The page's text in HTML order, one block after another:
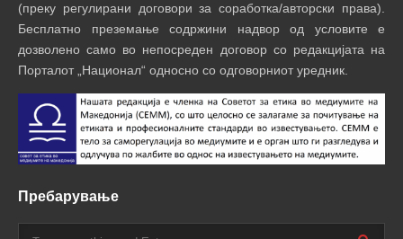
(преку регулирани договори за соработка/авторски права).
Бесплатно преземање содржини надвор од условите е
дозволено само во непосреден договор со редакцијата на
Порталот „Национал“ односно со одговорниот уредник.
Пребарување